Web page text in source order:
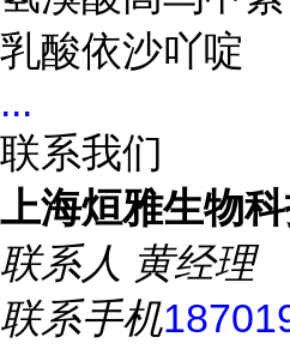
乳酸依沙吖啶
...
联系我们
上海烜雅生物
联系人 黄经理
联系手机